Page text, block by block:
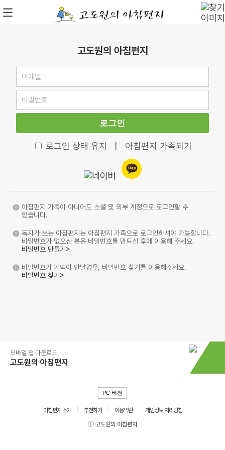
고도원의 아침편지
로그인
로그인 상태 유지 아침편지 가족되기
아침편지 가족이 아니어도 소셜 및 외부 계정으로 로그인할 수
있습니다.
독자가 쓰는 아침편지는 아침편지 가족으로 로그인하셔야 가능합니다.
비밀번호가 없으신 분은 비밀번호를 만드신 후에 이용해 주세요.
비밀번호 만들기>
비밀번호가 기억이 안날경우, 비밀번호 찾기를 이용해주세요.
비밀번호 찾기>
모바일 앱 다운로드
고도원의 아침편지
PC 버전
아침편지 소개 추천하기 이용약관
개인정보 처리방침
ⓒ 고도원의 아침편지